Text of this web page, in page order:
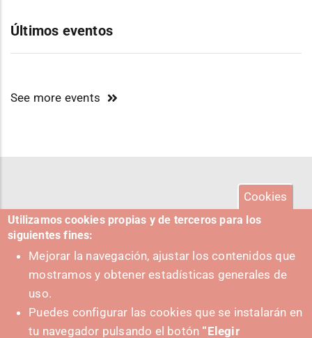
Últimos eventos
See more events
Cookies
Utilizamos cookies propias y de terceros para los
siguientes fines:
Mejorar la navegación, ajustar los contenidos que
mostramos y obtener estadísticas generales de
uso.
Puedes configurar las cookies que se instalarán en
tu navegador pulsando el botón “Elegir